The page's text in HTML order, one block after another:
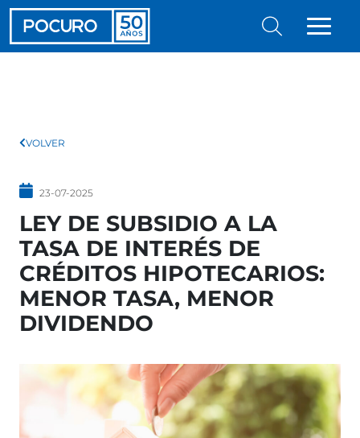
VOLVER
23-07-2025
LEY DE SUBSIDIO A LA
TASA DE INTERÉS DE
CRÉDITOS HIPOTECARIOS:
MENOR TASA, MENOR
DIVIDENDO